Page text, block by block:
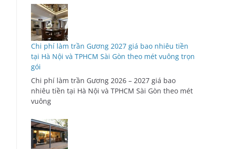
Chi phí làm trần Gương 2027 giá bao nhiêu tiền
tại Hà Nội và TPHCM Sài Gòn theo mét vuông trọn
gói
Chi phí làm trần Gương 2026 – 2027 giá bao
nhiêu tiền tại Hà Nội và TPHCM Sài Gòn theo mét
vuông